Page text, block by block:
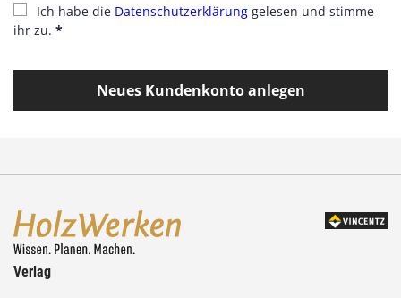
Ich habe die Datenschutzerklärung gelesen und stimme
ihr zu. *
Neues Kundenkonto anlegen
Verlag